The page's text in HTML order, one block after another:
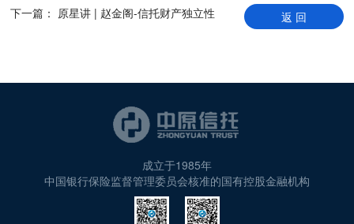
下一篇： 原星讲 | 赵金阁-信托财产独立性 返 回
成立于1985年
中国银行保险监督管理委员会核准的国有控股金融机构